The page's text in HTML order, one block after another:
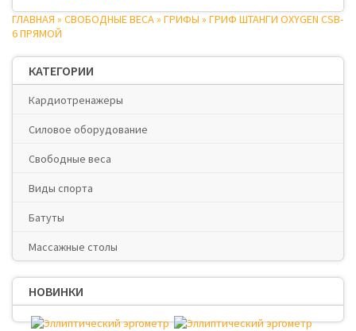
ГЛАВНАЯ » СВОБОДНЫЕ ВЕСА» ГРИФЫ » ГРИФ ШТАНГИ OXYGEN CSB-
6 ПРЯМОЙ
КАТЕГОРИИ
Кардиотренажеры
Силовое оборудование
Свободные веса
Виды спорта
Батуты
Массажные столы
НОВИНКИ